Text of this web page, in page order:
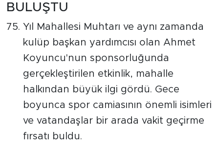
BULUŞTU
Yıl Mahallesi Muhtarı ve aynı zamanda
kulüp başkan yardımcısı olan Ahmet
Koyuncu'nun sponsorluğunda
gerçekleştirilen etkinlik, mahalle
halkından büyük ilgi gördü. Gece
boyunca spor camiasının önemli isimleri
ve vatandaşlar bir arada vakit geçirme
fırsatı buldu.